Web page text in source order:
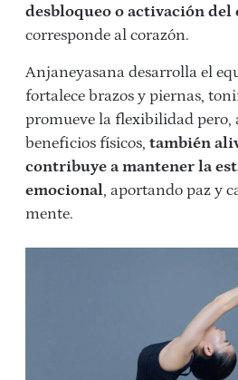
desbloqueo o activación del
corresponde al corazón.
Anjaneyasana desarrolla el
fortalece brazos y piernas,
promueve la flexibilidad pero,
beneficios físicos, también
contribuye a mantener la
emocional, aportando paz y
mente.